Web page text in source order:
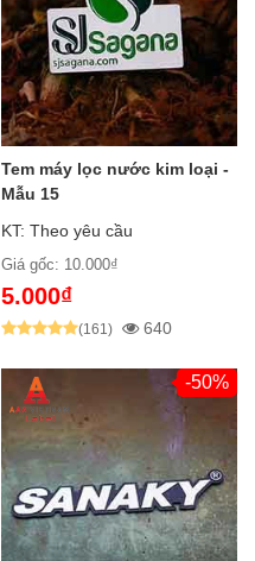
Tem máy lọc nước kim loại -
Mẫu 15
KT: Theo yêu cầu
Giá gốc: 10.000₫
5.000₫
(161) 640
-50%